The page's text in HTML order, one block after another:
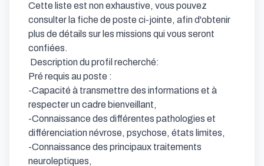
Cette liste est non exhaustive, vous pouvez
consulter la fiche de poste ci-jointe, afin d'obtenir
plus de détails sur les missions qui vous seront
confiées.
Pré requis au poste :
-Capacité à transmettre des informations et à
respecter un cadre bienveillant,
-Connaissance des différentes pathologies et
différenciation névrose, psychose, états limites,
-Connaissance des principaux traitements
neuroleptiques,